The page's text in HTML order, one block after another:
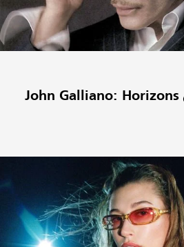
كل ما يجب معرفته عن John Galliano: Horizons